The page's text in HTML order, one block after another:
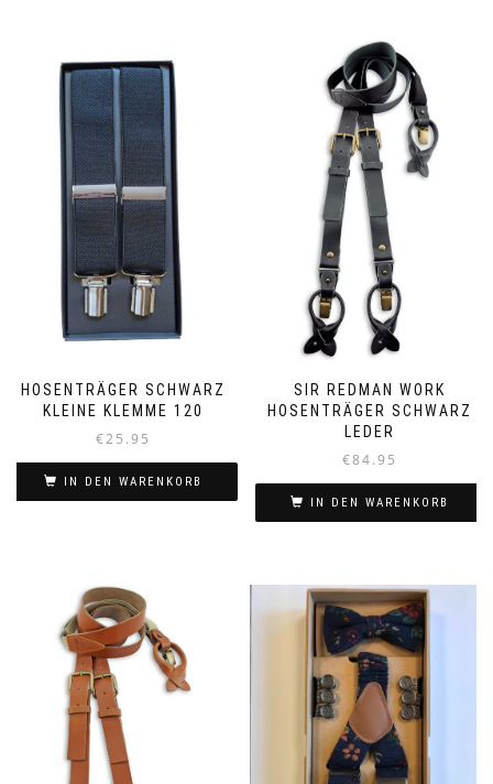
HOSENTRÄGER SCHWARZ
KLEINE KLEMME 120
€25.95
IN DEN WARENKORB
SIR REDMAN WORK
HOSENTRÄGER SCHWARZ
LEDER
€84.95
IN DEN WARENKORB